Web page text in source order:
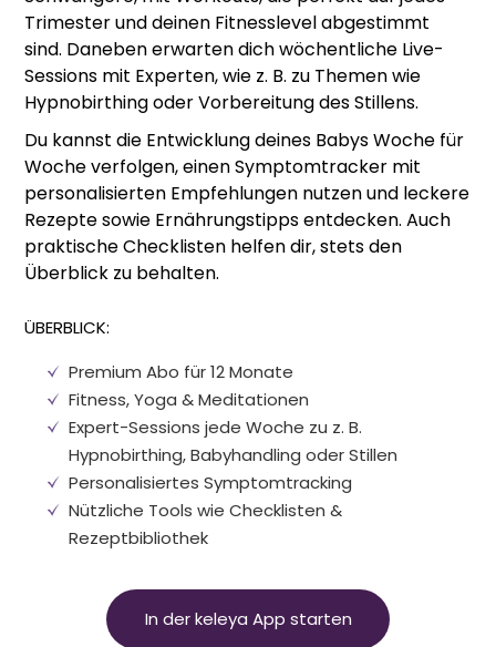
Trimester und deinen Fitnesslevel abgestimmt
sind. Daneben erwarten dich wöchentliche Live-
Sessions mit Experten, wie z. B. zu Themen wie
Hypnobirthing oder Vorbereitung des Stillens.
Du kannst die Entwicklung deines Babys Woche für
Woche verfolgen, einen Symptomtracker mit
personalisierten Empfehlungen nutzen und leckere
Rezepte sowie Ernährungstipps entdecken. Auch
praktische Checklisten helfen dir, stets den
Überblick zu behalten.
ÜBERBLICK:
Premium Abo für 12 Monate
Fitness, Yoga&Meditationen
Expert-Sessions jede Woche zu z. B.
Hypnobirthing, Babyhandling oder Stillen
Personalisiertes Symptomtracking
Nützliche Tools wie Checklisten&
Rezeptbibliothek
In der keleya App starten